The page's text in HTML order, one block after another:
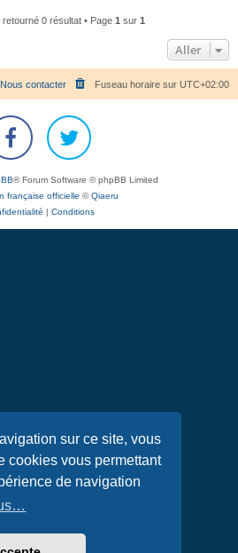
sur ce site, vous
cookies vous permettant
de navigation
h
e
r
0 résultat • Page 1 sur 1
Aller
Fuseau horaire sur UTC+02:00
Nous contacter
® Forum Software © phpBB Limited
française officielle ©Qiaeru
| Conditions